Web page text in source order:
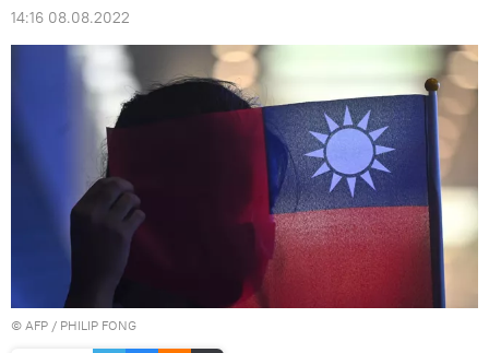
14:16 08.08.2022
© AFP / PHILIP FONG